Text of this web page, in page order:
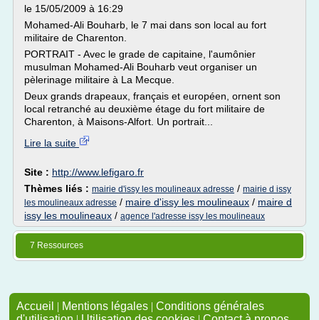
le 15/05/2009 à 16:29
Mohamed-Ali Bouharb, le 7 mai dans son local au fort
militaire de Charenton.
PORTRAIT - Avec le grade de capitaine, l'aumônier
musulman Mohamed-Ali Bouharb veut organiser un
pèlerinage militaire à La Mecque.
Deux grands drapeaux, français et européen, ornent son
local retranché au deuxième étage du fort militaire de
Charenton, à Maisons-Alfort. Un portrait...
Lire la suite
Site : http://www.lefigaro.fr
Thèmes liés : mairie d'issy les moulineaux adresse / mairie d issy
les moulineaux adresse / maire d'issy les moulineaux / maire d
issy les moulineaux / agence l'adresse issy les moulineaux
7 Ressources
Accueil | Mentions légales | Conditions générales